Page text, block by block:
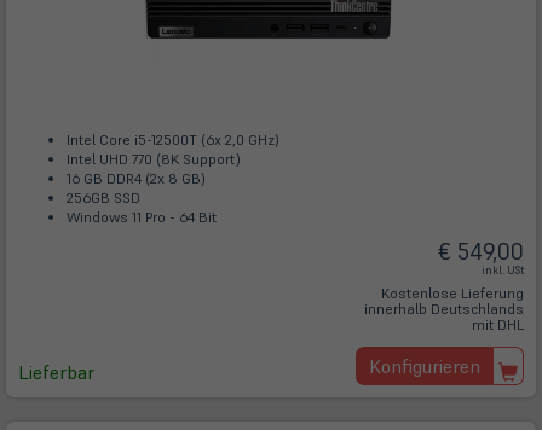
Intel Core i5-12500T (6x 2,0 GHz)
Intel UHD 770 (8K Support)
16 GB DDR4 (2x 8 GB)
256GB SSD
Windows 11 Pro - 64 Bit
Lieferbar
€ 549,00
inkl. USt
Kostenlose Lieferung
innerhalb Deutschlands
mit DHL
Konfigurieren